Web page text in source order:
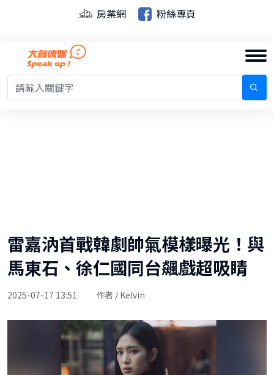
房業網 粉絲專頁
雷嘉汭首戰韓劇帥氣模樣曝光！與
馬東石、徐仁國同台飆戲超吸睛
2025-07-17 13:51 作者 / Kelvin